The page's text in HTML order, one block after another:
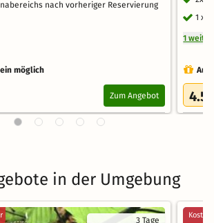
nach vorheriger Reservierung
möglich
Zum Angebot
1 x
1
4.5
in der Umgebung
3 Tage